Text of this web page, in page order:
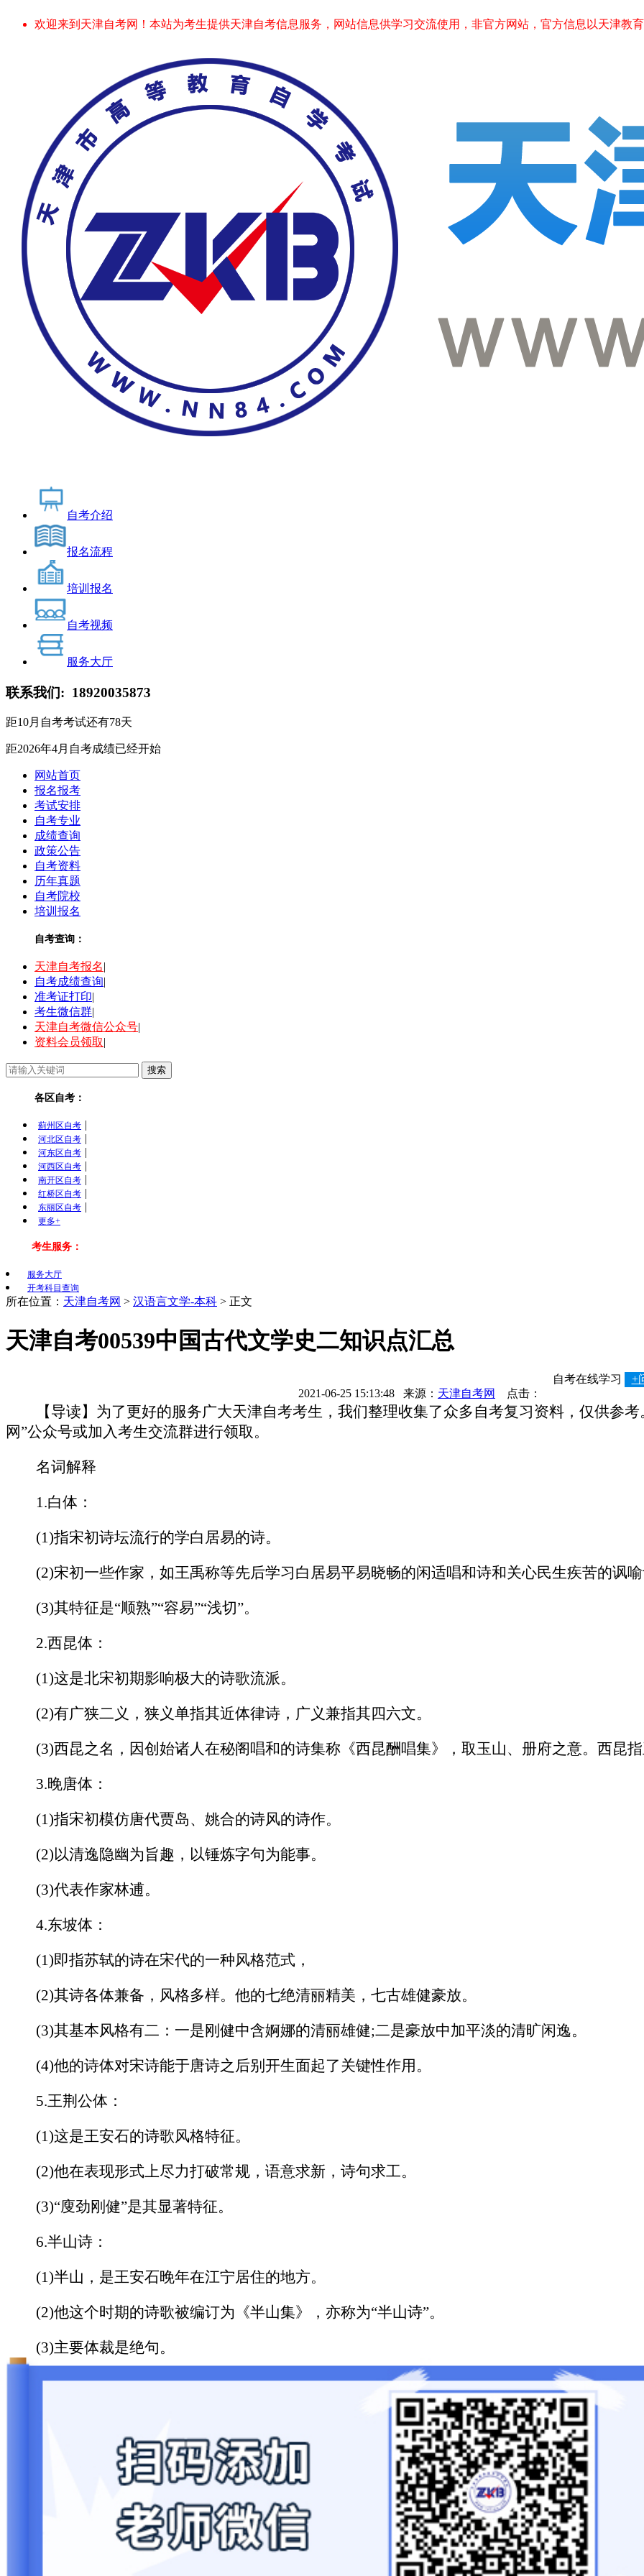
欢迎来到天津自考网！本站为考生提供天津自考信息服务，网站信息供学习交流使用，非官方网站，官方信息以天津教
自考介绍
报名流程
培训报名
自考视频
服务大厅
联系我们: 18920035873
距10月自考考试还有78天
距2026年4月自考成绩已经开始
网站首页
报名报考
考试安排
自考专业
成绩查询
政策公告
自考资料
历年真题
自考院校
培训报名
自考查询：
天津自考报名|
自考成绩查询|
准考证打印|
考生微信群|
天津自考微信公众号|
资料会员领取|
各区自考：
蓟州区自考 |
河北区自考 |
河东区自考 |
河西区自考 |
南开区自考 |
红桥区自考 |
东丽区自考 |
更多+
考生服务：
服务大厅
开考科目查询
所在位置： 天津自考网 > 汉语言文学-本科 > 正文
天津自考00539中国古代文学史二知识点汇总
2021-06-25 15:13:48 来源： 天津自考网 点击：
自考在线学习 +
【导读】为了更好的服务广大天津自考考生，我们整理收集了众多自考复习资料，仅供参考
网”公众号或加入考生交流群进行领取。
名词解释
1.白体：
(1)指宋初诗坛流行的学白居易的诗。
(2)宋初一些作家，如王禹称等先后学习白居易平易晓畅的闲适唱和诗和关心民生疾苦的讽喻
(3)其特征是“顺熟”“容易”“浅切”。
2.西昆体：
(1)这是北宋初期影响极大的诗歌流派。
(2)有广狭二义，狭义单指其近体律诗，广义兼指其四六文。
(3)西昆之名，因创始诸人在秘阁唱和的诗集称《西昆酬唱集》，取玉山、册府之意。西昆
3.晚唐体：
(1)指宋初模仿唐代贾岛、姚合的诗风的诗作。
(2)以清逸隐幽为旨趣，以锤炼字句为能事。
(3)代表作家林逋。
4.东坡体：
(1)即指苏轼的诗在宋代的一种风格范式，
(2)其诗各体兼备，风格多样。他的七绝清丽精美，七古雄健豪放。
(3)其基本风格有二：一是刚健中含婀娜的清丽雄健;二是豪放中加平淡的清旷闲逸。
(4)他的诗体对宋诗能于唐诗之后别开生面起了关键性作用。
5.王荆公体：
(1)这是王安石的诗歌风格特征。
(2)他在表现形式上尽力打破常规，语意求新，诗句求工。
(3)“廋劲刚健”是其显著特征。
6.半山诗：
(1)半山，是王安石晚年在江宁居住的地方。
(2)他这个时期的诗歌被编订为《半山集》，亦称为“半山诗”。
(3)主要体裁是绝句。